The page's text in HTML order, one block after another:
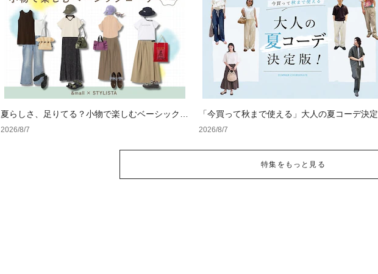
夏らしさ、足りてる？小物で楽しむベーシックコ
ーデ4選
2026/8/7
「今買って秋まで使える」大人の夏コーデ決定
版！男女別正解スタイルとNGな着こなし
2026/8/7
特集をもっと見る